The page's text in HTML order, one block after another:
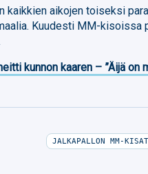
kaikkien aikojen toiseksi
Kuudesti MM-kisoissa
kunnon kaaren – ”Äijä on
JALKAPALLON MM-KISAT